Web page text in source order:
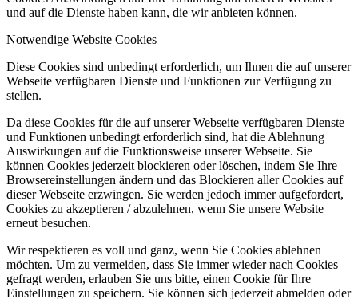
und auf die Dienste haben kann, die wir anbieten können.
Notwendige Website Cookies
Diese Cookies sind unbedingt erforderlich, um Ihnen die auf unserer
Webseite verfügbaren Dienste und Funktionen zur Verfügung zu
stellen.
Da diese Cookies für die auf unserer Webseite verfügbaren Dienste
und Funktionen unbedingt erforderlich sind, hat die Ablehnung
Auswirkungen auf die Funktionsweise unserer Webseite. Sie
können Cookies jederzeit blockieren oder löschen, indem Sie Ihre
Browsereinstellungen ändern und das Blockieren aller Cookies auf
dieser Webseite erzwingen. Sie werden jedoch immer aufgefordert,
Cookies zu akzeptieren / abzulehnen, wenn Sie unsere Website
erneut besuchen.
Wir respektieren es voll und ganz, wenn Sie Cookies ablehnen
möchten. Um zu vermeiden, dass Sie immer wieder nach Cookies
gefragt werden, erlauben Sie uns bitte, einen Cookie für Ihre
Einstellungen zu speichern. Sie können sich jederzeit abmelden oder